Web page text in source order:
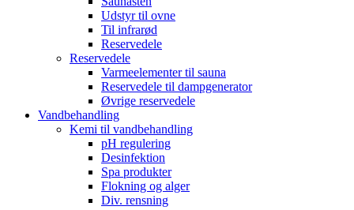
Udstyr til ovne
Til infrarød
Reservedele
Reservedele
Varmeelementer til sauna
Reservedele til dampgenerator
Øvrige reservedele
Vandbehandling
Kemi til vandbehandling
pH regulering
Desinfektion
Spa produkter
Flokning og alger
Div. rensning